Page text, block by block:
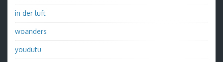
in der luft
woanders
youdutu